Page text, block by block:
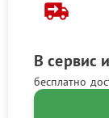
В сервис
бесплатно